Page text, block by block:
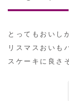
とってもおいし
リスマスおいも
スケーキに良さ